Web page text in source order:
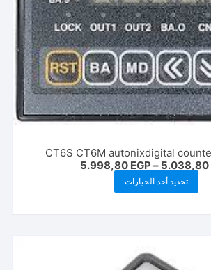
5.038,80
–
5.998,80 EGP نطاق
تحديد أحد الخيارات
العديد